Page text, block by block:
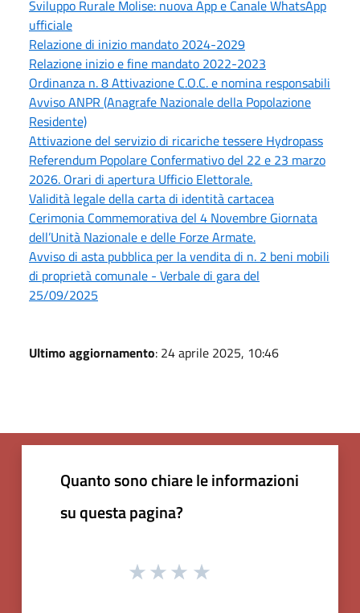
Sviluppo Rurale Molise: nuova App e Canale WhatsApp
ufficiale
Relazione di inizio mandato 2024-2029
Relazione inizio e fine mandato 2022-2023
Ordinanza n. 8 Attivazione C.O.C. e nomina responsabili
Avviso ANPR (Anagrafe Nazionale della Popolazione
Residente)
Attivazione del servizio di ricariche tessere Hydropass
Referendum Popolare Confermativo del 22 e 23 marzo
2026. Orari di apertura Ufficio Elettorale.
Validità legale della carta di identità cartacea
Cerimonia Commemorativa del 4 Novembre Giornata
dell’Unità Nazionale e delle Forze Armate.
Avviso di asta pubblica per la vendita di n. 2 beni mobili
di proprietà comunale - Verbale di gara del
25/09/2025
Ultimo aggiornamento: 24 aprile 2025, 10:46
Quanto sono chiare le informazioni
su questa pagina?